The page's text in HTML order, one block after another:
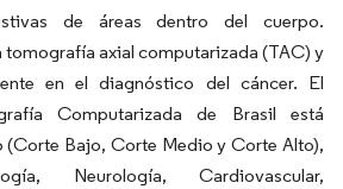
de áreas dentro del cuerpo.
tomografía axial computarizada (TAC) y
en el diagnóstico del cáncer. El
Computarizada de Brasil está
Bajo, Corte Medio y Corte Alto),
Neurología, Cardiovascular,